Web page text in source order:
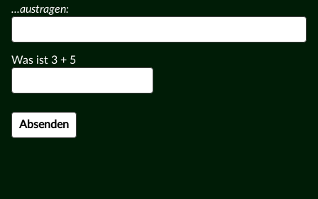
...austragen:
Was ist 3 + 5